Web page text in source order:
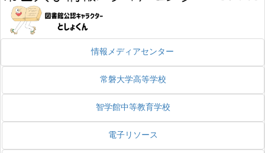
情報メディアセンター
常磐大学高等学校
智学館中等教育学校
電子リソース